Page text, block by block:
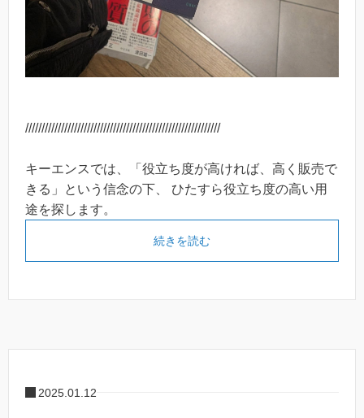
////////////////////////////////////////////////////////////
キーエンスでは、「役立ち度が高ければ、高く販売で
きる」という信念の下、 ひたすら役立ち度の高い用
途を探します。
続きを読む
2025.01.12